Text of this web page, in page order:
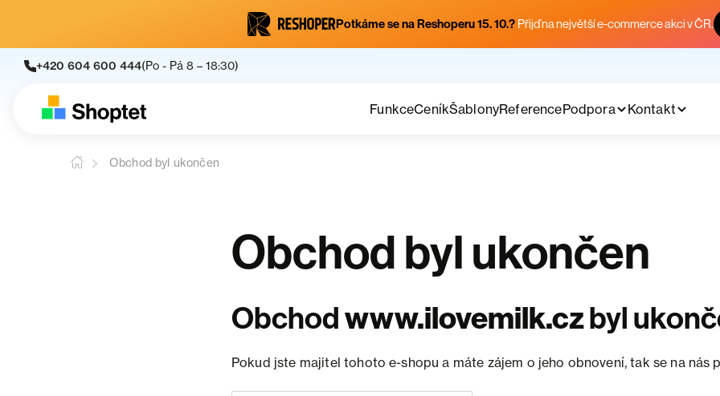
Potkáme se na Reshoperu 15. 10.? Přijď na největší e-commerce akci v ČR.
+420 604 600 444(Po - Pá 8 – 18:30)
FunkceCeníkŠablonyReferencePodpora Kontakt
Obchod byl ukončen
Obchod byl ukončen
Obchodwww.ilovemilk.czbyl
Pokud jste majitel tohoto e-shopu a máte zájem o jeho obnovení, tak se na nás